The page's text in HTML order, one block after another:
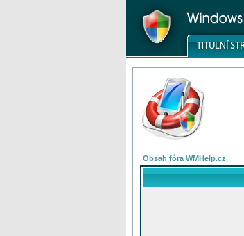
Obsah fóra WMHelp.cz